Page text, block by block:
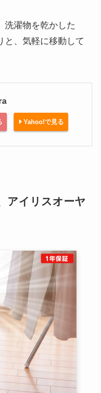
洗濯物を乾かした
と、気軽に移動して
Yahoo!で見る
アイリスオーヤ